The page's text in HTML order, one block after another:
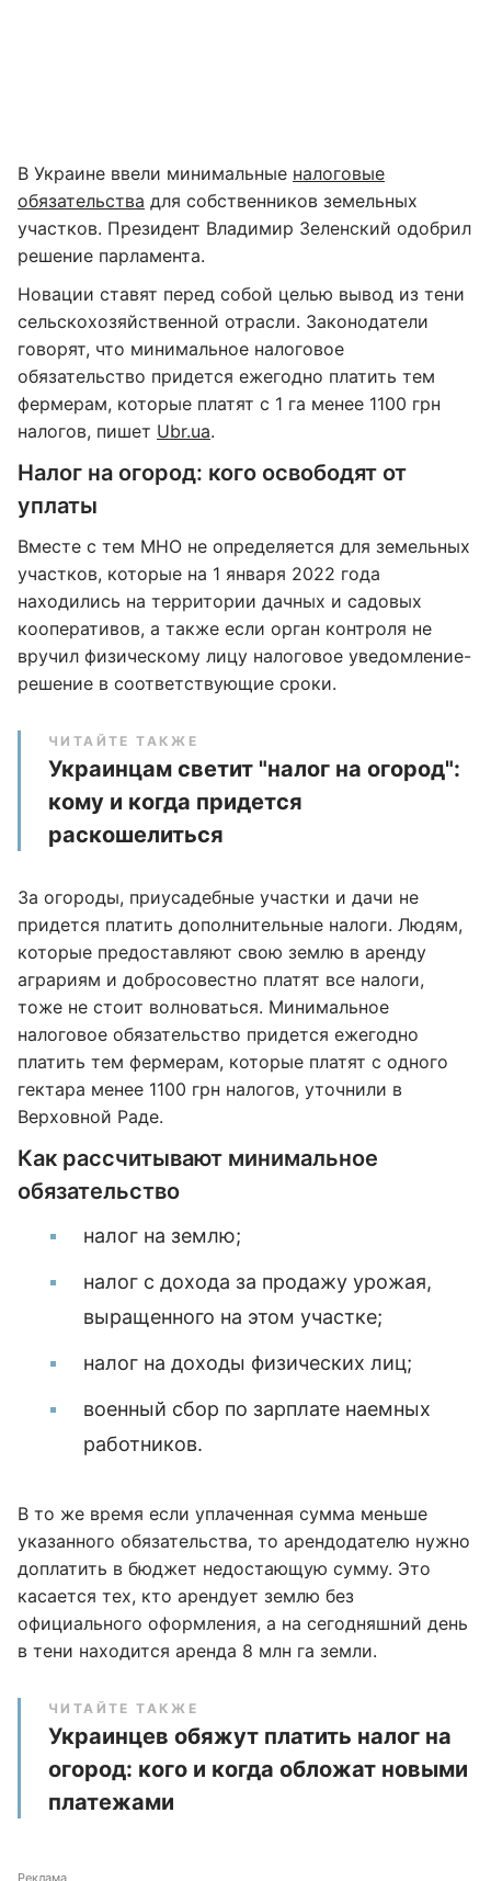
В Украине ввели минимальные налоговые
обязательства для собственников земельных
участков. Президент Владимир Зеленский одобрил
решение парламента.
Новации ставят перед собой целью вывод из тени
сельскохозяйственной отрасли. Законодатели
говорят, что минимальное налоговое
обязательство придется ежегодно платить тем
фермерам, которые платят с 1 га менее 1100 грн
налогов, пишет Ubr.ua.
Налог на огород: кого освободят от
уплаты
Вместе с тем МНО не определяется для земельных
участков, которые на 1 января 2022 года
находились на территории дачных и садовых
кооперативов, а также если орган контроля не
вручил физическому лицу налоговое уведомление-
решение в соответствующие сроки.
ЧИТАЙТЕ ТАКЖЕ
Украинцам светит "налог на огород":
кому и когда придется
раскошелиться
За огороды, приусадебные участки и дачи не
придется платить дополнительные налоги. Людям,
которые предоставляют свою землю в аренду
аграриям и добросовестно платят все налоги,
тоже не стоит волноваться. Минимальное
налоговое обязательство придется ежегодно
платить тем фермерам, которые платят с одного
гектара менее 1100 грн налогов, уточнили в
Верховной Раде.
Как рассчитывают минимальное
обязательство
налог на землю;
налог с дохода за продажу урожая,
выращенного на этом участке;
налог на доходы физических лиц;
военный сбор по зарплате наемных
работников.
В то же время если уплаченная сумма меньше
указанного обязательства, то арендодателю нужно
доплатить в бюджет недостающую сумму. Это
касается тех, кто арендует землю без
официального оформления, а на сегодняшний день
в тени находится аренда 8 млн га земли.
ЧИТАЙТЕ ТАКЖЕ
Украинцев обяжут платить налог на
огород: кого и когда обложат новыми
платежами
Реклама